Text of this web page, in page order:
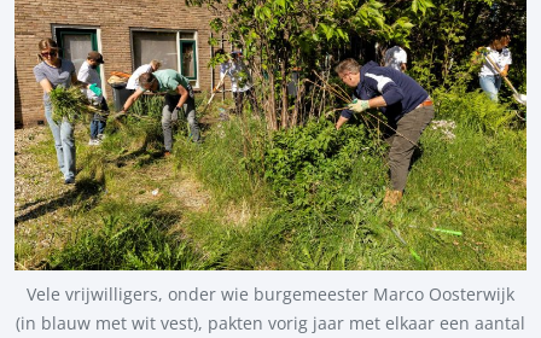
Vele vrijwilligers, onder wie burgemeester Marco Oosterwijk
(in blauw met wit vest), pakten vorig jaar met elkaar een aantal